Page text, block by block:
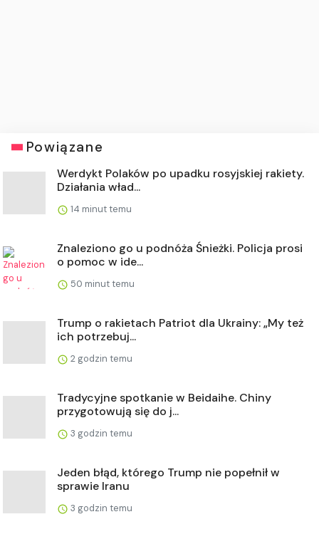
Powiązane
Werdykt Polaków po upadku rosyjskiej rakiety.
Działania wład...
14 minut temu
Znaleziono go u podnóża Śnieżki. Policja prosi
o pomoc w ide...
50 minut temu
Trump o rakietach Patriot dla Ukrainy: „My też
ich potrzebuj...
2 godzin temu
Tradycyjne spotkanie w Beidaihe. Chiny
przygotowują się do j...
3 godzin temu
Jeden błąd, którego Trump nie popełnił w
sprawie Iranu
3 godzin temu